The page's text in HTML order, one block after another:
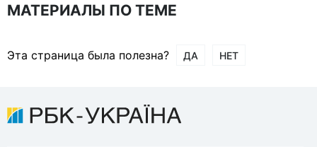
МАТЕРИАЛЫ ПО ТЕМЕ
Эта страница была полезна? ДА НЕТ